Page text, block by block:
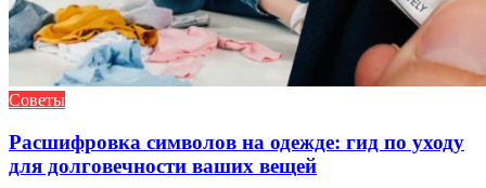
Советы
Расшифровка символов на одежде: гид по уходу
для долговечности ваших вещей